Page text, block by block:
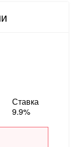
Ставка
9.9%